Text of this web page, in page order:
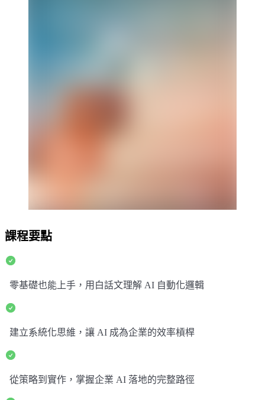
課程要點
零基礎也能上手，用白話文理解 AI 自動化邏輯
建立系統化思維，讓 AI 成為企業的效率槓桿
從策略到實作，掌握企業 AI 落地的完整路徑